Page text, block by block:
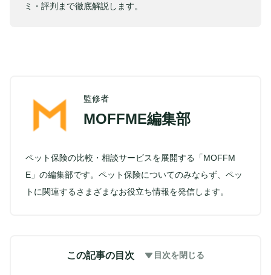
ミ・評判まで徹底解説します。
監修者
MOFFME編集部
ペット保険の比較・相談サービスを展開する「MOFFM
E」の編集部です。ペット保険についてのみならず、ペッ
トに関連するさまざまなお役立ち情報を発信します。
この記事の目次 目次を閉じる